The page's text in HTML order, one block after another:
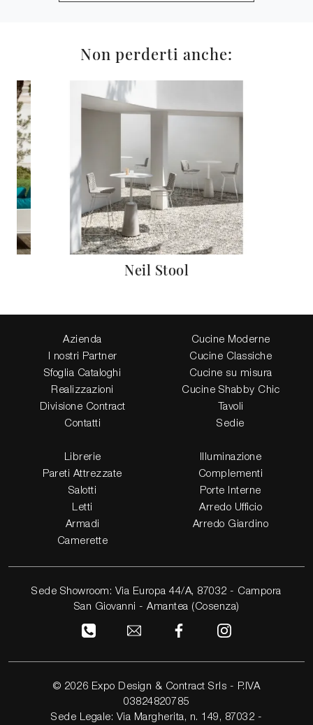
Non perderti anche:
Neil Stool
Azienda
I nostri Partner
Sfoglia Cataloghi
Realizzazioni
Divisione Contract
Contatti
Cucine Moderne
Cucine Classiche
Cucine su misura
Cucine Shabby Chic
Tavoli
Sedie
Librerie
Pareti Attrezzate
Salotti
Letti
Armadi
Camerette
Illuminazione
Complementi
Porte Interne
Arredo Ufficio
Arredo Giardino
Sede Showroom: Via Europa 44/A, 87032 - Campora
San Giovanni - Amantea (Cosenza)
© 2026 Expo Design & Contract Srls - P.IVA
03824820785
Sede Legale: Via Margherita, n. 149, 87032 -